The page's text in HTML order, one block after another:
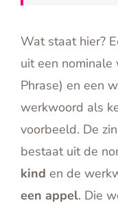
Wat staat hier?
uit een nominale
Phrase) en een
werkwoord als
voorbeeld. De zin
bestaat uit de
kind en de
een appel. Die